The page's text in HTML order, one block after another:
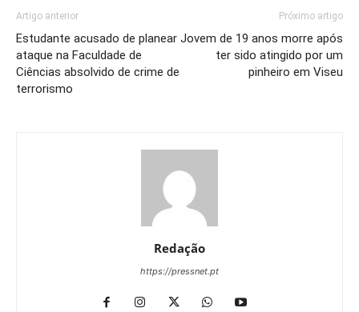
Artigo anterior
Estudante acusado de planear
ataque na Faculdade de
Ciências absolvido de crime de
terrorismo
Próximo artigo
Jovem de 19 anos morre após
ter sido atingido por um
pinheiro em Viseu
Redação
https://pressnet.pt